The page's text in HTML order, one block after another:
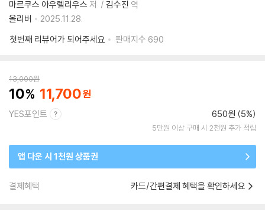
마르쿠스 아우렐리우스 저 김수진 역
올리버
2025.11.28.
첫번째 리뷰어가 되어주세요
판매지수 690
13,000원
10 11,700
YES포인트 650원 (5%)
5만원 이상 구매 시 2천원 추가 적립
앱 다운 시 1천원 상품권
결제혜택 카드/간편결제 혜택을 확인하세요